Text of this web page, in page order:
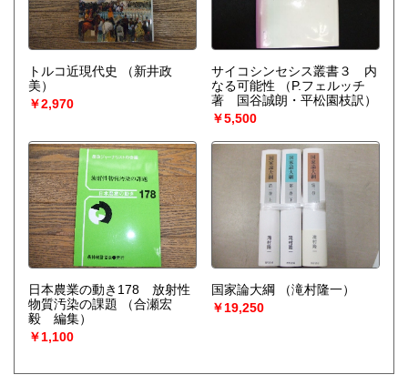
トルコ近現代史
（新井政
美）
￥2,970
サイコシンセシス叢書３ 内
なる可能性
（P.フェルッチ
著 国谷誠朗・平松園枝訳）
￥5,500
日本農業の動き178 放射性
物質汚染の課題
（合瀬宏
毅 編集）
￥1,100
国家論大綱
（滝村隆一）
￥19,250